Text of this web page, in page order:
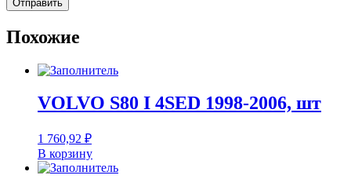
Похожие
VOLVO S80 I 4SED 1998-2006, шт
1 760,92 ₽
В корзину